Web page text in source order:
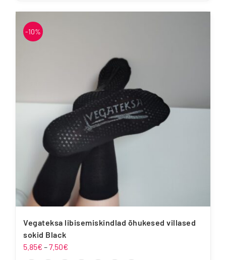
tootel
on
mitu
-10%
Vegateksa libisemiskindlad õhukesed villased
sokid Black
5.85€ –7.50€